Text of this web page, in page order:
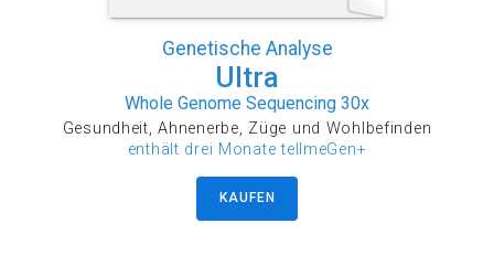
Genetische Analyse
Ultra
Whole Genome Sequencing 30x
Gesundheit, Ahnenerbe, Züge und Wohlbefinden
enthält drei Monate tellmeGen+
KAUFEN